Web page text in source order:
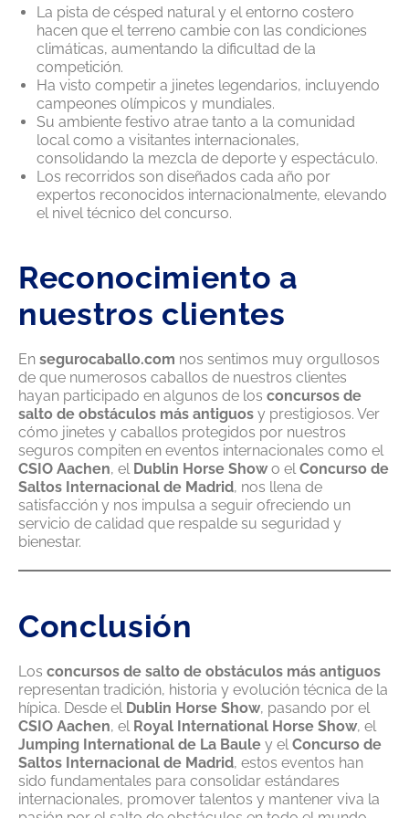
La pista de césped natural y el entorno costero
hacen que el terreno cambie con las condiciones
climáticas, aumentando la dificultad de la
competición.
Ha visto competir a jinetes legendarios, incluyendo
campeones olímpicos y mundiales.
Su ambiente festivo atrae tanto a la comunidad
local como a visitantes internacionales,
consolidando la mezcla de deporte y espectáculo.
Los recorridos son diseñados cada año por
expertos reconocidos internacionalmente, elevando
el nivel técnico del concurso.
Reconocimiento a
nuestros clientes
En segurocaballo.com nos sentimos muy orgullosos
de que numerosos caballos de nuestros clientes
hayan participado en algunos de los concursos de
salto de obstáculos más antiguos y prestigiosos. Ver
cómo jinetes y caballos protegidos por nuestros
seguros compiten en eventos internacionales como el
CSIO Aachen, el Dublin Horse Showo elConcurso de
Saltos Internacional de Madrid, nos llena de
satisfacción y nos impulsa a seguir ofreciendo un
servicio de calidad que respalde su seguridad y
bienestar.
Conclusión
Los concursos de salto de obstáculos más antiguos
representan tradición, historia y evolución técnica de la
hípica. Desde el Dublin Horse Show, pasando por el
CSIO Aachen, el Royal International Horse Show, el
Jumping International de La Baule y elConcurso de
Saltos Internacional de Madrid, estos eventos han
sido fundamentales para consolidar estándares
internacionales, promover talentos y mantener viva la